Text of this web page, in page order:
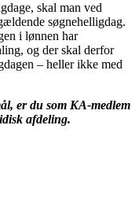
skal man ved
søgnehelligdag.
i lønnen har
og der skal derfor
– heller ikke med
er du som KA-medlem
afdeling.